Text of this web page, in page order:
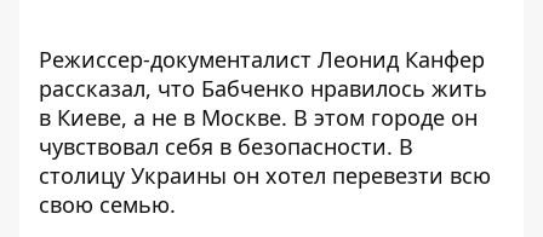
Режиссер-документалист Леонид Канфер
рассказал, что Бабченко нравилось жить
в Киеве, а не в Москве. В этом городе он
чувствовал себя в безопасности. В
столицу Украины он хотел перевезти всю
свою семью.